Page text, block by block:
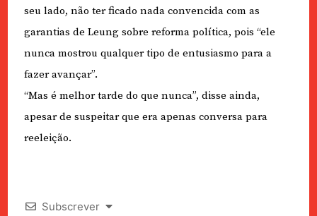
seu lado, não ter ficado nada convencida com as
garantias de Leung sobre reforma política, pois “ele
nunca mostrou qualquer tipo de entusiasmo para a
fazer avançar”.
“Mas é melhor tarde do que nunca”, disse ainda,
apesar de suspeitar que era apenas conversa para
reeleição.
Subscrever